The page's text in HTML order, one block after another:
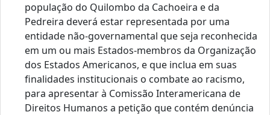
população do Quilombo da Cachoeira e da
Pedreira deverá estar representada por uma
entidade não‐governamental que seja reconhecida
em um ou mais Estados‐membros da Organização
dos Estados Americanos, e que inclua em suas
finalidades institucionais o combate ao racismo,
para apresentar à Comissão Interamericana de
Direitos Humanos a petição que contém denúncia